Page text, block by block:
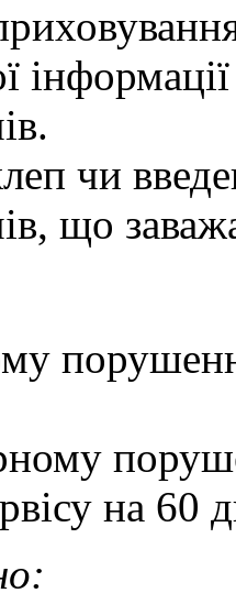
чи
що
на 60